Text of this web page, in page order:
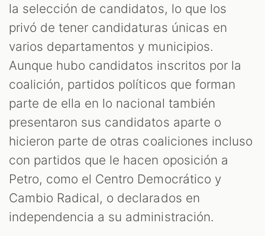
la selección de candidatos, lo que los
privó de tener candidaturas únicas en
varios departamentos y municipios.
Aunque hubo candidatos inscritos por la
coalición, partidos políticos que forman
parte de ella en lo nacional también
presentaron sus candidatos aparte o
hicieron parte de otras coaliciones incluso
con partidos que le hacen oposición a
Petro, como el Centro Democrático y
Cambio Radical, o declarados en
independencia a su administración.